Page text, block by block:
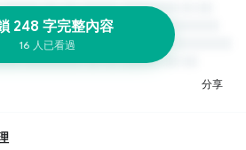
248 字完整內容
16 人已看過
分享